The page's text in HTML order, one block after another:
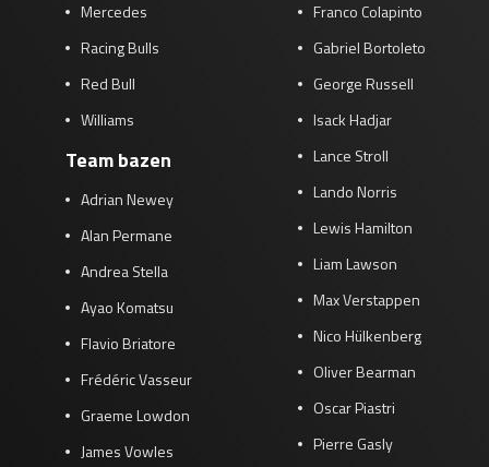
Mercedes
Racing Bulls
Red Bull
Williams
Team bazen
Adrian Newey
Alan Permane
Andrea Stella
Ayao Komatsu
Flavio Briatore
Frédéric Vasseur
Graeme Lowdon
James Vowles
Franco Colapinto
Gabriel Bortoleto
George Russell
Isack Hadjar
Lance Stroll
Lando Norris
Lewis Hamilton
Liam Lawson
Max Verstappen
Nico Hülkenberg
Oliver Bearman
Oscar Piastri
Pierre Gasly